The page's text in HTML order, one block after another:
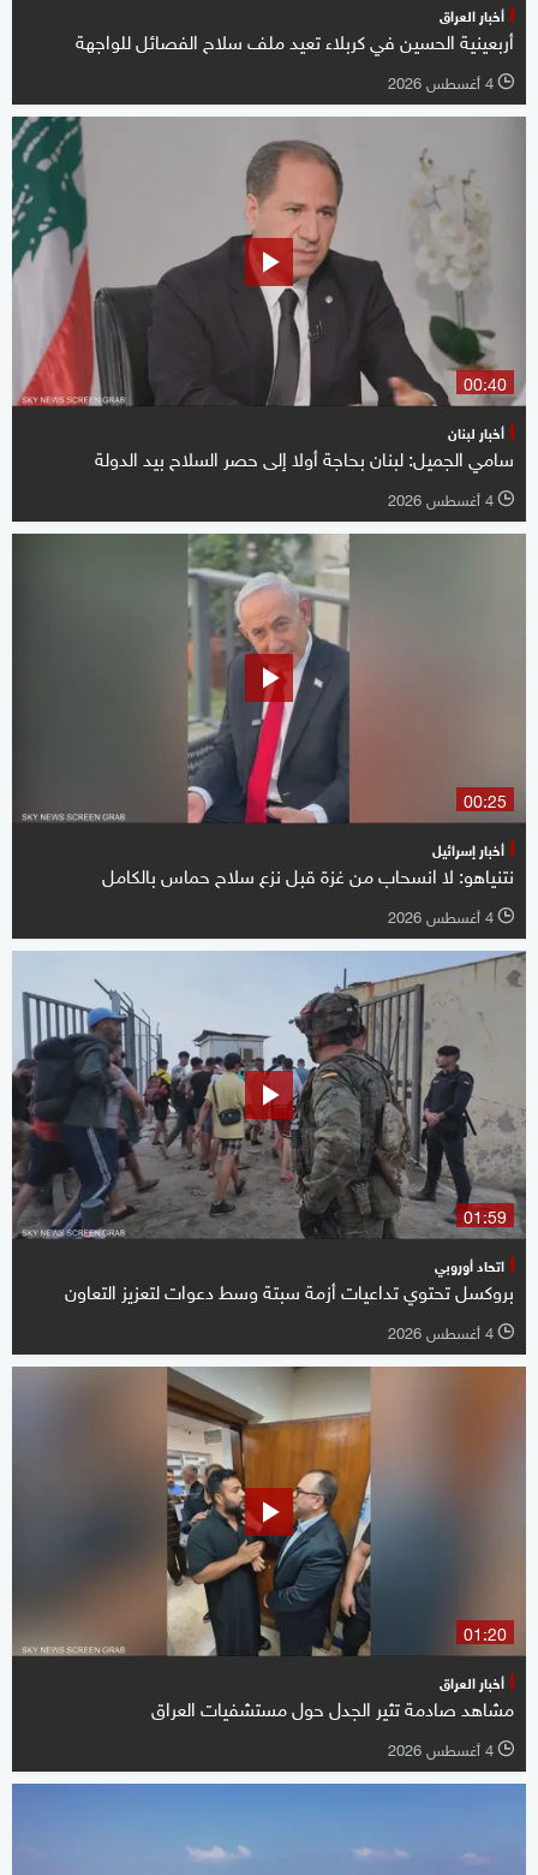
أخبار العراق
أربعينية الحسين في كربلاء تعيد ملف سلاح الفصائل للواجهة
l 4 أغسطس 2026
00:40
أخبار لبنان
سامي الجميل: لبنان بحاجة أولا إلى حصر السلاح بيد الدولة
l 4 أغسطس 2026
00:25
أخبار إسرائيل
نتنياهو: لا انسحاب من غزة قبل نزع سلاح حماس بالكامل
l 4 أغسطس 2026
01:59
اتحاد أوروبي
بروكسل تحتوي تداعيات أزمة سبتة وسط دعوات لتعزيز التعاون
l 4 أغسطس 2026
01:20
أخبار العراق
مشاهد صادمة تثير الجدل حول مستشفيات العراق
l 4 أغسطس 2026